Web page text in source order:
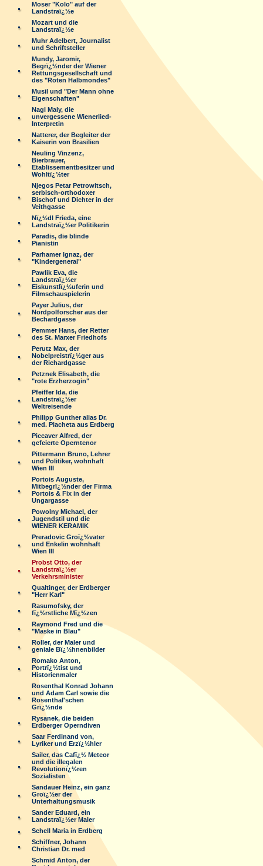
Moser "Kolo" auf der
Landstraï¿½e
Mozart und die
Landstraï¿½e
Muhr Adelbert, Journalist
und Schriftsteller
Mundy, Jaromir,
Begrï¿½nder der Wiener
Rettungsgesellschaft und
des "Roten Halbmondes"
Musil und "Der Mann ohne
Eigenschaften"
Nagl Maly, die
unvergessene Wienerlied-
Interpretin
Natterer, der Begleiter der
Kaiserin von Brasilien
Neuling Vinzenz,
Bierbrauer,
Etablissementbesitzer und
Wohltï¿½ter
Njegos Petar Petrowitsch,
serbisch-orthodoxer
Bischof und Dichter in der
Veithgasse
Nï¿½dl Frieda, eine
Landstraï¿½er Politikerin
Paradis, die blinde
Pianistin
Parhamer Ignaz, der
"Kindergeneral"
Pawlik Eva, die
Landstraï¿½er
Eiskunstlï¿½uferin und
Filmschauspielerin
Payer Julius, der
Nordpolforscher aus der
Bechardgasse
Pemmer Hans, der Retter
des St. Marxer Friedhofs
Perutz Max, der
Nobelpreistrï¿½ger aus
der Richardgasse
Petznek Elisabeth, die
"rote Erzherzogin"
Pfeiffer Ida, die
Landstraï¿½er
Weltreisende
Philipp Gunther alias Dr.
med. Placheta aus Erdberg
Piccaver Alfred, der
gefeierte Operntenor
Pittermann Bruno, Lehrer
und Politiker, wohnhaft
Wien III
Portois Auguste,
Mitbegrï¿½nder der Firma
Portois & Fix in der
Ungargasse
Powolny Michael, der
Jugendstil und die
WIENER KERAMIK
Preradovic Groï¿½vater
und Enkelin wohnhaft
Wien III
Probst Otto, der
Landstraï¿½er
Verkehrsminister
Qualtinger, der Erdberger
"Herr Karl"
Rasumofsky, der
fï¿½rstliche Mï¿½zen
Raymond Fred und die
"Maske in Blau"
Roller, der Maler und
geniale Bï¿½hnenbilder
Romako Anton,
Portrï¿½tist und
Historienmaler
Rosenthal Konrad Johann
und Adam Carl sowie die
Rosenthal'schen
Grï¿½nde
Rysanek, die beiden
Erdberger Operndiven
Saar Ferdinand von,
Lyriker und Erzï¿½hler
Sailer, das Cafï¿½ Meteor
und die illegalen
Revolutionï¿½ren
Sozialisten
Sandauer Heinz, ein ganz
Groï¿½er der
Unterhaltungsmusik
Sander Eduard, ein
Landstraï¿½er Maler
Schell Maria in Erdberg
Schiffner, Johann
Christian Dr. med
Schmid Anton, der